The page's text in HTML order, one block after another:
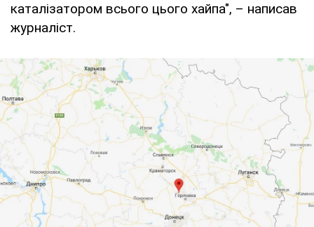
каталізатором всього цього хайпа", – написав
журналіст.